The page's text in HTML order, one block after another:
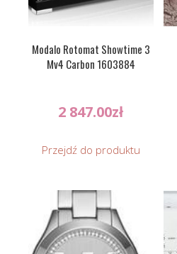
Modalo Rotomat Showtime 3
Mv4 Carbon 1603884
2 847.00zł
Przejdź do produktu